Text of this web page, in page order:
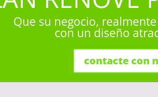
Que su negocio,
con un diseño
contacte con